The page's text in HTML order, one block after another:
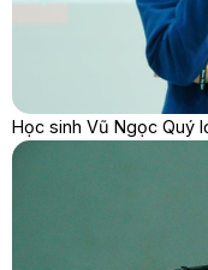
Học sinh Vũ Ngọc Quý